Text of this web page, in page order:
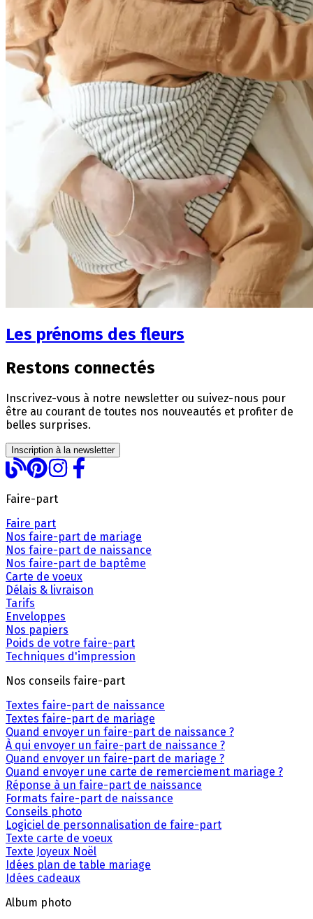
Les prénoms des fleurs
Restons connectés
Inscrivez-vous à notre newsletter ou suivez-nous pour
être au courant de toutes nos nouveautés et profiter de
belles surprises.
Inscription à la newsletter
Faire-part
Faire part
Nos faire-part de mariage
Nos faire-part de naissance
Nos faire-part de baptême
Carte de voeux
Délais & livraison
Tarifs
Enveloppes
Nos papiers
Poids de votre faire-part
Techniques d'impression
Nos conseils faire-part
Textes faire-part de naissance
Textes faire-part de mariage
Quand envoyer un faire-part de naissance ?
À qui envoyer un faire-part de naissance ?
Quand envoyer un faire-part de mariage ?
Quand envoyer une carte de remerciement mariage ?
Réponse à un faire-part de naissance
Formats faire-part de naissance
Conseils photo
Logiciel de personnalisation de faire-part
Texte carte de voeux
Texte Joyeux Noël
Idées plan de table mariage
Idées cadeaux
Album photo